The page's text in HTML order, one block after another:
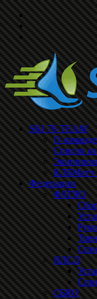
SKI 76 TEAM
О
Список
КЛБМатч
Федерации
ФЛГЯО
ЯЛСЛ
СБЯО